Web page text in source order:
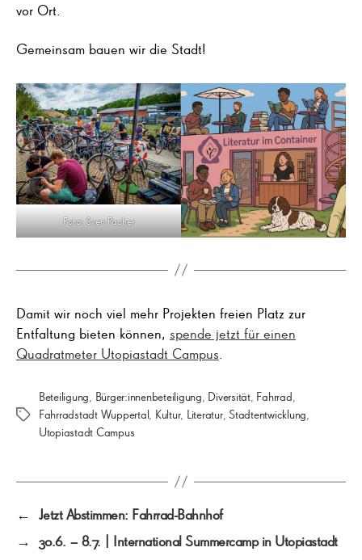
vor Ort.
Gemeinsam bauen wir die Stadt!
Foto: Sven Pacher
Damit wir noch viel mehr Projekten freien Platz zur
Entfaltung bieten können, spende jetzt für einen
Quadratmeter Utopiastadt Campus
Schlagwörter
Beteiligung, Bürger:innenbeteiligung, Diversität, Fahrrad,
Fahrradstadt Wuppertal, Kultur, Literatur,Stadtentwicklung,
Utopiastadt Campus
← Jetzt Abstimmen: Fahrrad-Bahnhof
→ 30.6. – 8.7. | International Summercamp in Utopiastadt